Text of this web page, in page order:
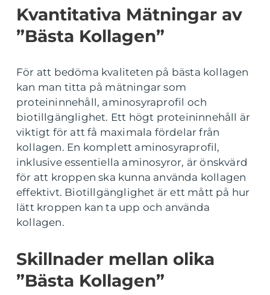
Kvantitativa Mätningar av
”Bästa Kollagen”
För att bedöma kvaliteten på bästa kollagen
kan man titta på mätningar som
proteininnehåll, aminosyraprofil och
biotillgänglighet. Ett högt proteininnehåll är
viktigt för att få maximala fördelar från
kollagen. En komplett aminosyraprofil,
inklusive essentiella aminosyror, är önskvärd
för att kroppen ska kunna använda kollagen
effektivt. Biotillgänglighet är ett mått på hur
lätt kroppen kan ta upp och använda
kollagen.
Skillnader mellan olika
”Bästa Kollagen”